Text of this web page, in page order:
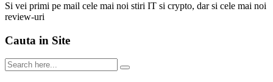
Si vei primi pe mail cele mai noi stiri IT si crypto, dar si cele mai noi
review-uri
Cauta in Site